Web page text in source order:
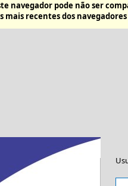
navegador pode não ser
mais recentes dos navegadores